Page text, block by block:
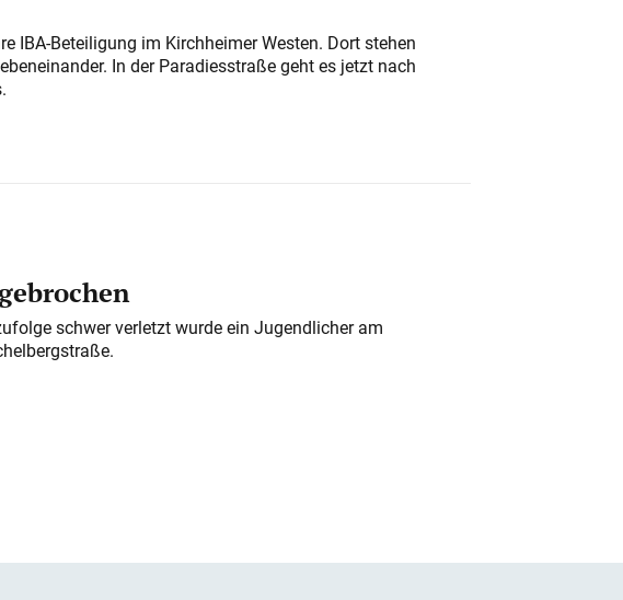
IBA-Beteiligung im Kirchheimer Westen. Dort stehen
In der Paradiesstraße geht es jetzt nach
schwer verletzt wurde ein Jugendlicher am